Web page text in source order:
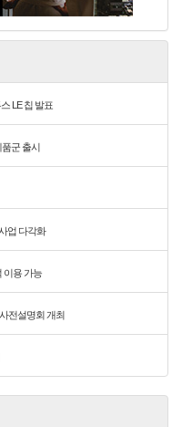
LE 칩 발표
품군 출시
업 다각화
이용 가능
전설명회 개최